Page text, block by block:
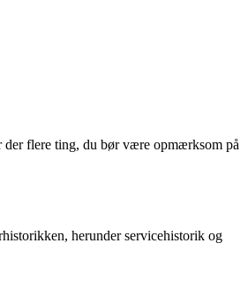
flere ting, du bør være opmærksom på
herunder servicehistorik og